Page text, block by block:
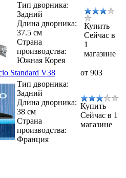
Тип дворника:
Задний
Длина дворника:
37.5 см
Страна
производства:
Южная Корея
Купить
Сейчас в
1
магазине
Standard V38
от 903
Тип дворника:
Задний
Длина дворника:
38 см
Страна
производства:
Франция
Купить
Сейчас в 1
магазине